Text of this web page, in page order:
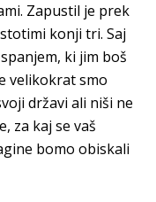
Zapustil je prek
konji tri. Saj
ki jim boš
velikokrat smo
državi ali niši ne
za kaj se vaš
bomo obiskali